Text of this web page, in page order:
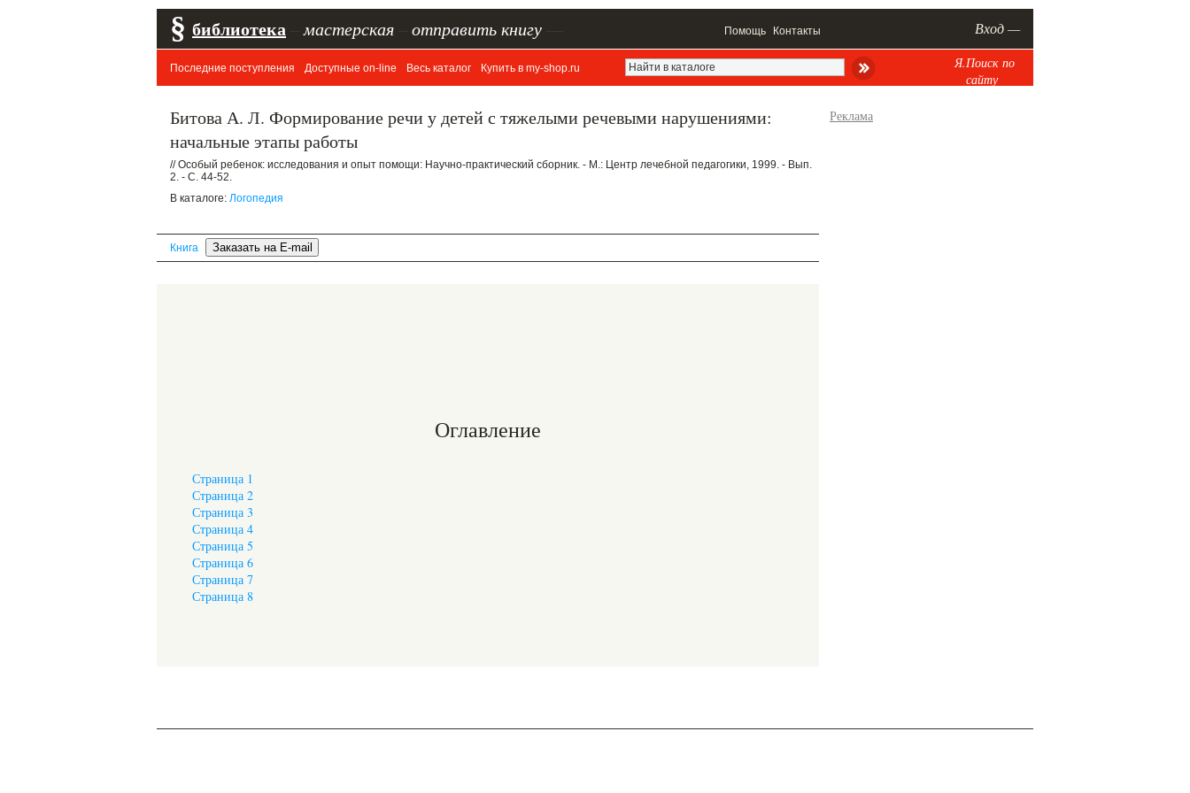
§ библиотека мастерская отправить книгу Помощь Контакты Вход —
Последние поступления Доступные on-line Весь каталог Купить в my-shop.ru
Я.Поиск по
сайту
Битова А. Л. Формирование речи у детей с тяжелыми речевыми нарушениями:
начальные этапы работы
// Особый ребенок: исследования и опыт помощи: Научно-практический сборник. - М.: Центр лечебной педагогики, 1999. - Вып.
2. - С. 44-52.
В каталоге: Логопедия
Книга
Оглавление
Страница 1
Страница 2
Страница 3
Страница 4
Страница 5
Страница 6
Страница 7
Страница 8
Реклама